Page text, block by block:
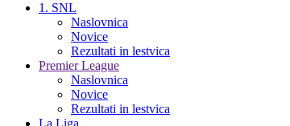
1. SNL
Naslovnica
Novice
Rezultati in lestvica
Premier League
Naslovnica
Novice
Rezultati in lestvica